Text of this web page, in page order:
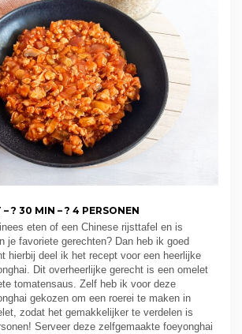
? 30 MIN – ? 4 PERSONEN
eten of een Chinese rijsttafel en is
je favoriete gerechten? Dan heb ik goed
hierbij deel ik het recept voor een heerlijke
Dit overheerlijke gerecht is een omelet
tomatensaus. Zelf heb ik voor deze
gekozen om een roerei te maken in
zodat het gemakkelijker te verdelen is
Serveer deze zelfgemaakte foeyonghai